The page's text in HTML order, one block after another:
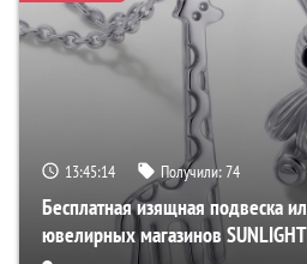
13:45:14 Получили:74
Бесплатная изящная подвеска
ювелирных магазинов SUNLIGHT